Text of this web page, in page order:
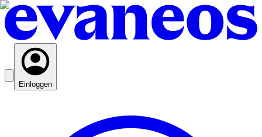
Einloggen